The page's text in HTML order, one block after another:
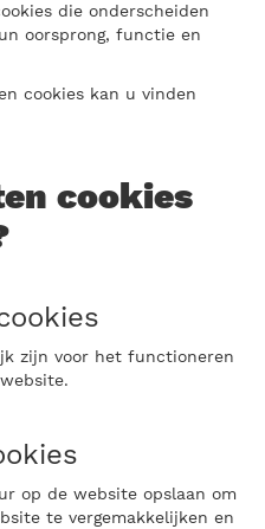
die onderscheiden
oorsprong, functie en
cookies kan u vinden
cookies
zijn voor het functioneren
op de website opslaan om
te vergemakkelijken en